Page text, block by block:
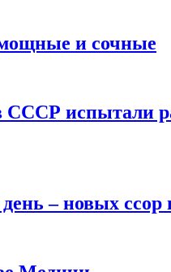
и сочные
СССР испытали
– новых ссор